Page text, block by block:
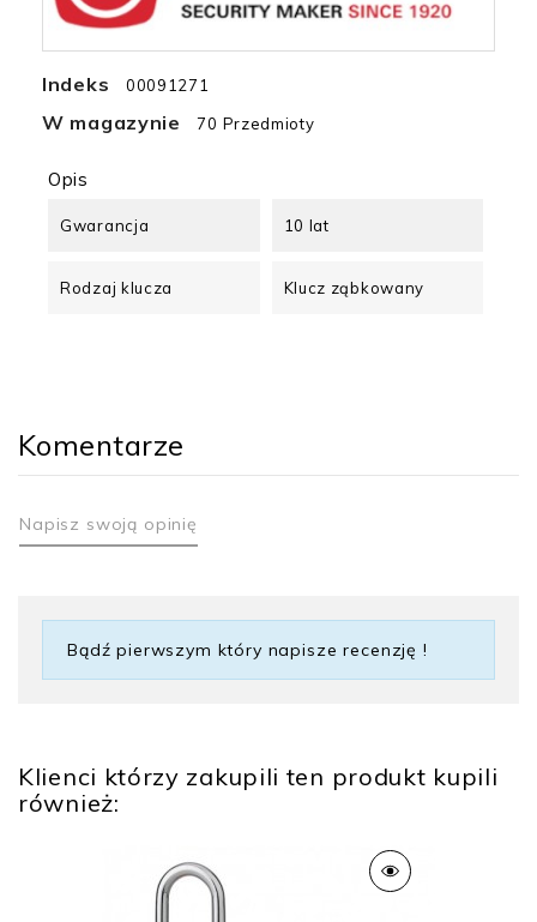
Indeks 00091271
W magazynie 70 Przedmioty
Opis
Gwarancja 10 lat
Rodzaj klucza Klucz ząbkowany
Komentarze
Napisz swoją opinię
Bądź pierwszym który napisze recenzję !
Klienci którzy zakupili ten produkt kupili
również: